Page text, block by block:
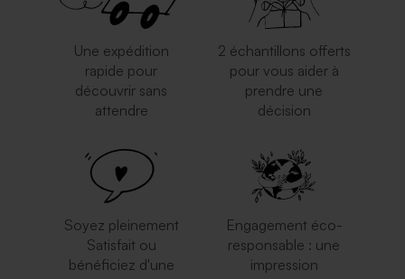
Une expédition
rapide pour
découvrir sans
attendre
2 échantillons offerts
pour vous aider à
prendre une
décision
Soyez pleinement
Satisfait ou
bénéficiez d'une
Engagement éco-
responsable : une
impression